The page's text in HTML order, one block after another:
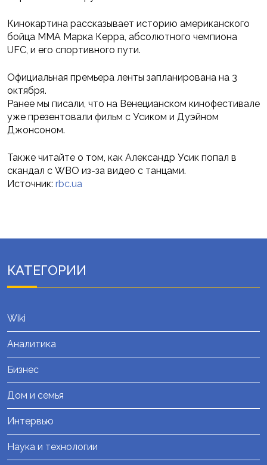
Кинокартина рассказывает историю американского
бойца ММА Марка Керра, абсолютного чемпиона
UFC, и его спортивного пути.
Официальная премьера ленты запланирована на 3
октября.
Ранее мы писали, что на Венецианском кинофестивале
уже презентовали фильм с Усиком и Дуэйном
Джонсоном.
Также читайте о том, как Александр Усик попал в
скандал с WBO из-за видео с танцами.
Источник: rbc.ua
КАТЕГОРИИ
Wiki
Аналитика
Бизнес
Дом и семья
Интервью
Наука и технологии